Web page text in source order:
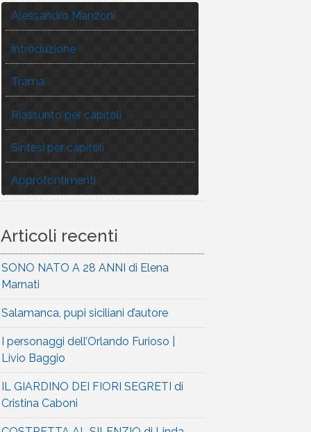
Alessandro Manzoni
Introduzione
Trama
Riassunto per capitoli
Sintesi per capitoli
Approfontimenti
Articoli recenti
SONO NATO A 28 ANNI di Elena
Marnati
Salamanca, pupi siciliani d’autore
I personaggi dell’Orlando Furioso |
Livio Baggio
IL GIARDINO DEI FIORI SEGRETI di
Cristina Caboni